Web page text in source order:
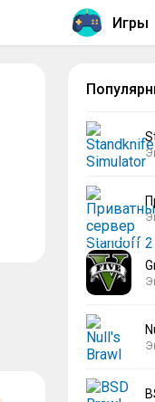
Игры